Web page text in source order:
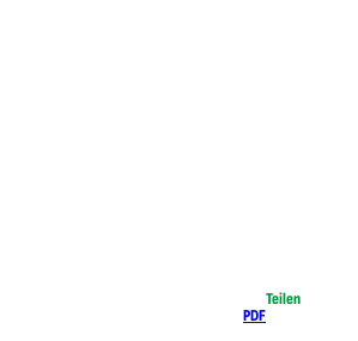
PDF
Teilen